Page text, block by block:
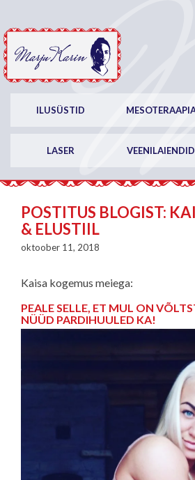
ILUSÜSTID
LASER VEENILAIENDID
POSTITUS BLOGIST:
& ELUSTIIL
oktoober 11, 2018
Kaisa kogemus meiega:
PEALE SELLE, ET MUL ON
NÜÜD PARDIHUULED KA!